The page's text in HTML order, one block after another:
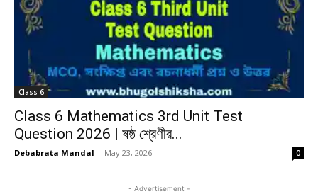
Class 6
Class 6 Mathematics 3rd Unit Test
Question 2026 | ষষ্ঠ শ্রেণীর...
Debabrata Mandal - May 23, 2026 0
- Advertisement -